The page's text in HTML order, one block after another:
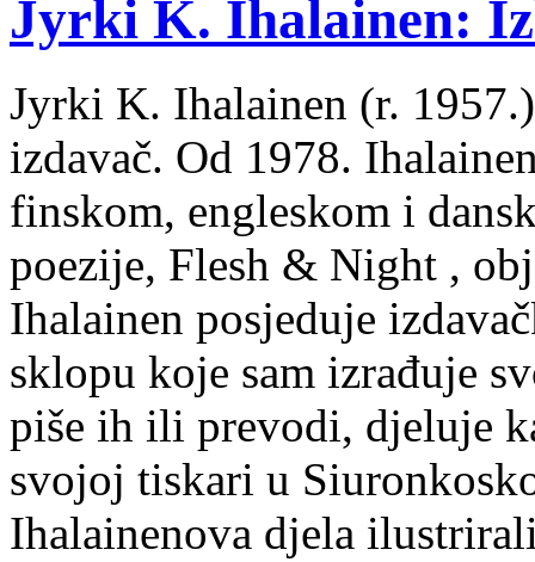
Jyrki K. Ihalainen:
Jyrki K. Ihalainen (r.
izdavač. Od 1978.
finskom, engleskom i
poezije, Flesh & Night ,
Ihalainen posjeduje
sklopu koje sam izrađuje
piše ih ili prevodi, djeluje
svojoj tiskari u
Ihalainenova djela